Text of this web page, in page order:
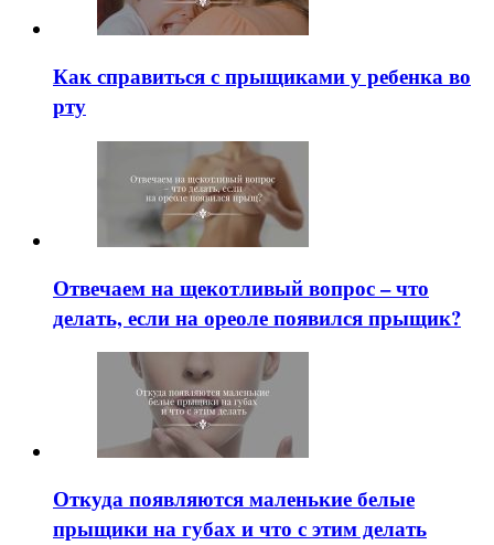
Как справиться с прыщиками у ребенка во
рту
Отвечаем на щекотливый вопрос – что
делать, если на ореоле появился прыщик?
Откуда появляются маленькие белые
прыщики на губах и что с этим делать